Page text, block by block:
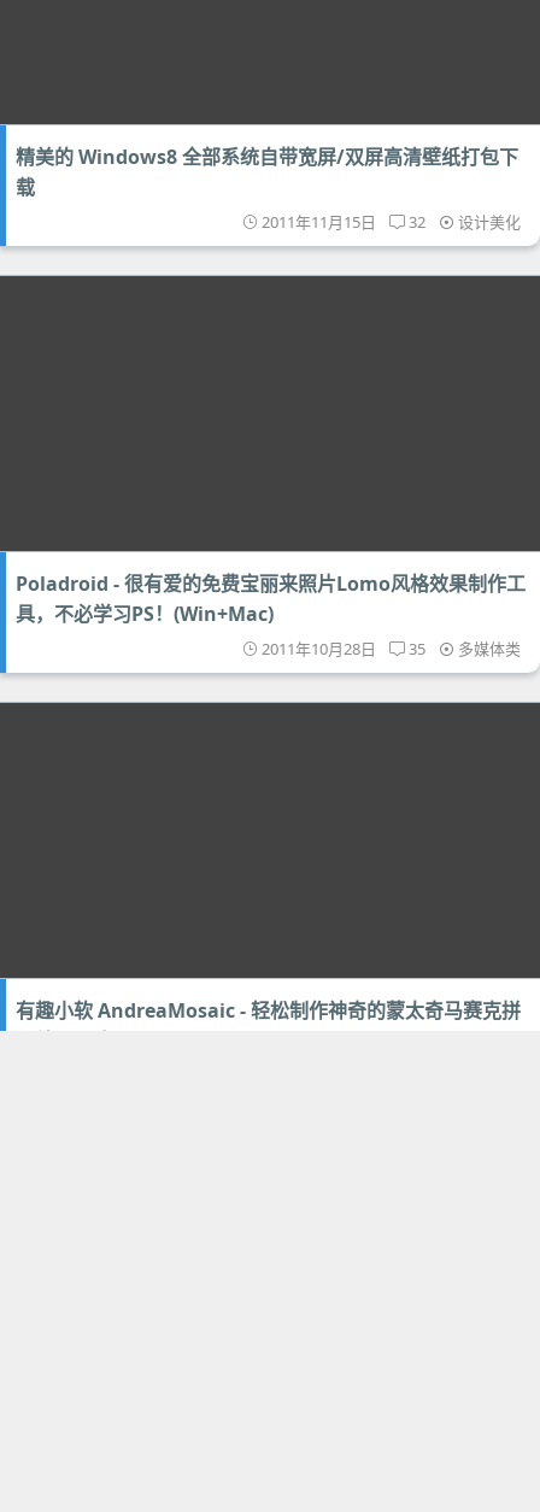
精美的 Windows8 全部系统自带宽屏/双屏高清壁纸打包下
载
2011年11月15日 32 设计美化
Poladroid - 很有爱的免费宝丽来照片Lomo风格效果制作工
具，不必学习PS！(Win+Mac)
2011年10月28日 35 多媒体类
有趣小软 AndreaMosaic - 轻松制作神奇的蒙太奇马赛克拼